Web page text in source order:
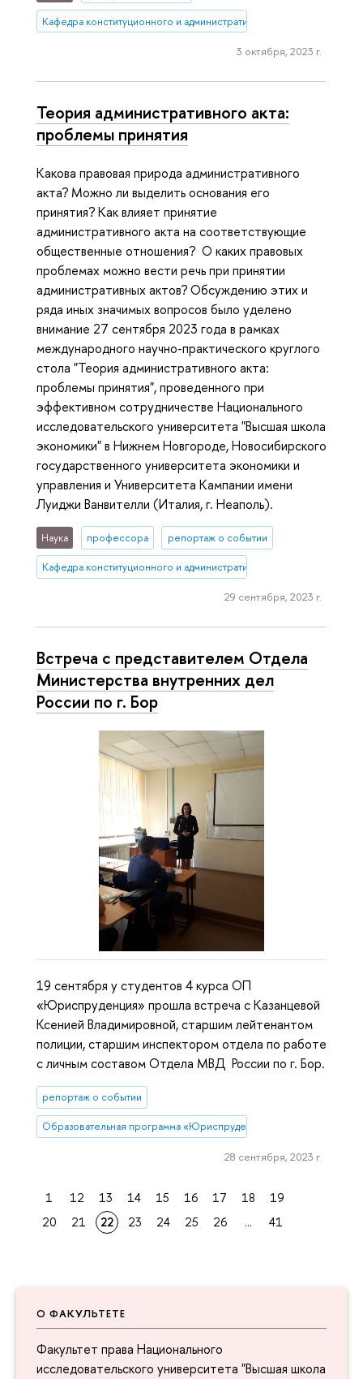
О ФАКУЛЬТЕТЕ
Факультет права Национального
исследовательского университета "Высшая школа
Кафедра конституционного и административного права (Нижний
3 октября, 2023 г.
Теория административного акта:
проблемы принятия
Какова правовая природа административного
акта? Можно ли выделить основания его
принятия? Как влияет принятие
административного акта на соответствующие
общественные отношения? О каких правовых
проблемах можно вести речь при принятии
административных актов? Обсуждению этих и
ряда иных значимых вопросов было уделено
внимание 27 сентября 2023 года в рамках
международного научно-практического круглого
стола "Теория административного акта:
проблемы принятия", проведенного при
эффективном сотрудничестве Национального
исследовательского университета "Высшая школа
экономики" в Нижнем Новгороде, Новосибирского
государственного университета экономики и
управления и Университета Кампании имени
Луиджи Ванвителли (Италия, г. Неаполь).
Наука профессора репортаж о событии
Кафедра конституционного и административного права (Нижний
29 сентября, 2023 г.
Встреча с представителем Отдела
Министерства внутренних дел
России по г. Бор
19 сентября у студентов 4 курса ОП
«Юриспруденция» прошла встреча с Казанцевой
Ксенией Владимировной, старшим лейтенантом
полиции, старшим инспектором отдела по работе
с личным составом Отдела МВД России по г. Бор.
репортаж о событии
Образовательная программа «Юриспруденция»
28 сентября, 2023 г.
1 12 13 14 15 16 17 18
19
20
21 22 23 24 25 26 ... 41